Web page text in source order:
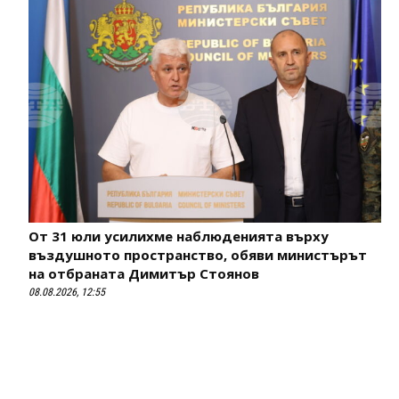
От 31 юли усилихме наблюденията върху
въздушното пространство, обяви министърът
на отбраната Димитър Стоянов
08.08.2026, 12:55